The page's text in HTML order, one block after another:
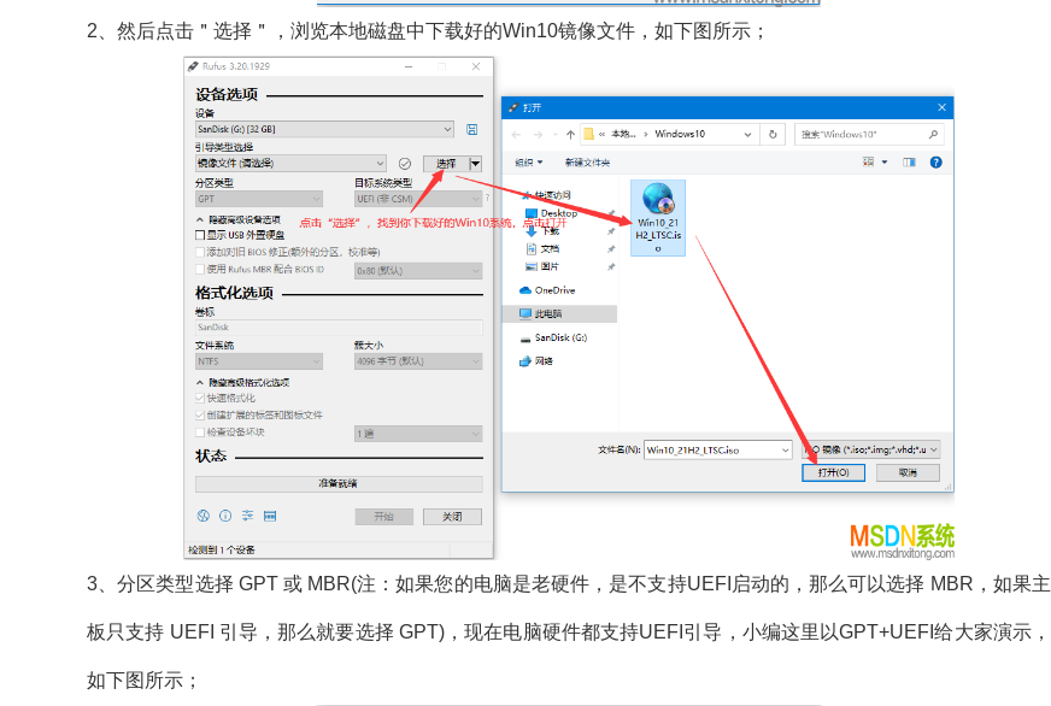
2、然后点击＂选择＂，浏览本地磁盘中下载好的Win10镜像文件，如下图所示；
3、分区类型选择 GPT 或 MBR(注：如果您的电脑是老硬件，是不支持UEFI启动的，那么可以选择 MBR，如果主
板只支持 UEFI 引导，那么就要选择 GPT)，现在电脑硬件都支持UEFI引导，小编这里以GPT+UEFI给大家演示，
如下图所示；